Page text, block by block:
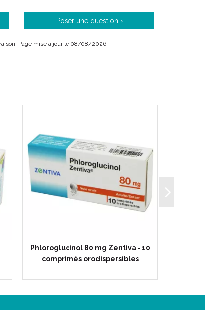
Poser une question ›
Page mise à jour le 08/08/2026.
Phloroglucinol 80 mg Zentiva - 10
comprimés orodispersibles